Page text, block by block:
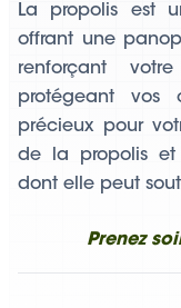
La propolis est
offrant une
renforçant
protégeant vos
précieux pour
de la propolis et
dont elle peut
Prenez